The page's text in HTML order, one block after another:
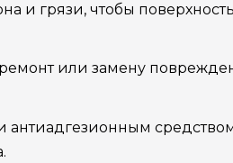
и грязи, чтобы
или замену
антиадгезионным